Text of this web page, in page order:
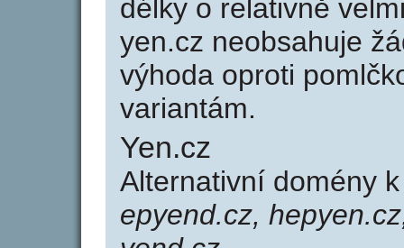
délky o relativně
yen.cz neobsahuje
výhoda oproti
variantám.
Yen.cz
Alternativní domény
epyend.cz,